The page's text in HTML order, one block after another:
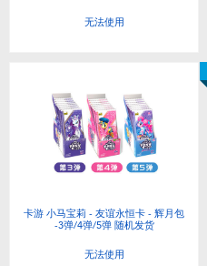
无法使用
卡游 小马宝莉 - 友谊永恒卡 - 辉月包
-3弹/4弹/5弹 随机发货
无法使用